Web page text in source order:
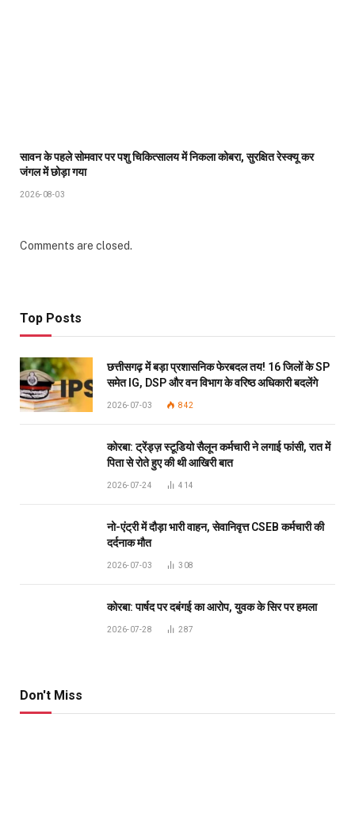
सावन के पहले सोमवार पर पशु चिकित्सालय में निकला कोबरा, सुरक्षित रेस्क्यू कर
जंगल में छोड़ा गया
2026-08-03
Comments are closed.
Top Posts
छत्तीसगढ़ में बड़ा प्रशासनिक फेरबदल तय! 16 जिलों के SP
समेत IG, DSP और वन विभाग के वरिष्ठ अधिकारी बदलेंगे
2026-07-03 842
कोरबा: ट्रेंड्ज़ स्टूडियो सैलून कर्मचारी ने लगाई फांसी, रात में
पिता से रोते हुए की थी आखिरी बात
2026-07-24 414
नो-एंट्री में दौड़ा भारी वाहन, सेवानिवृत्त CSEB कर्मचारी की
दर्दनाक मौत
2026-07-03 308
कोरबा: पार्षद पर दबंगई का आरोप, युवक के सिर पर हमला
2026-07-28 287
Don't Miss